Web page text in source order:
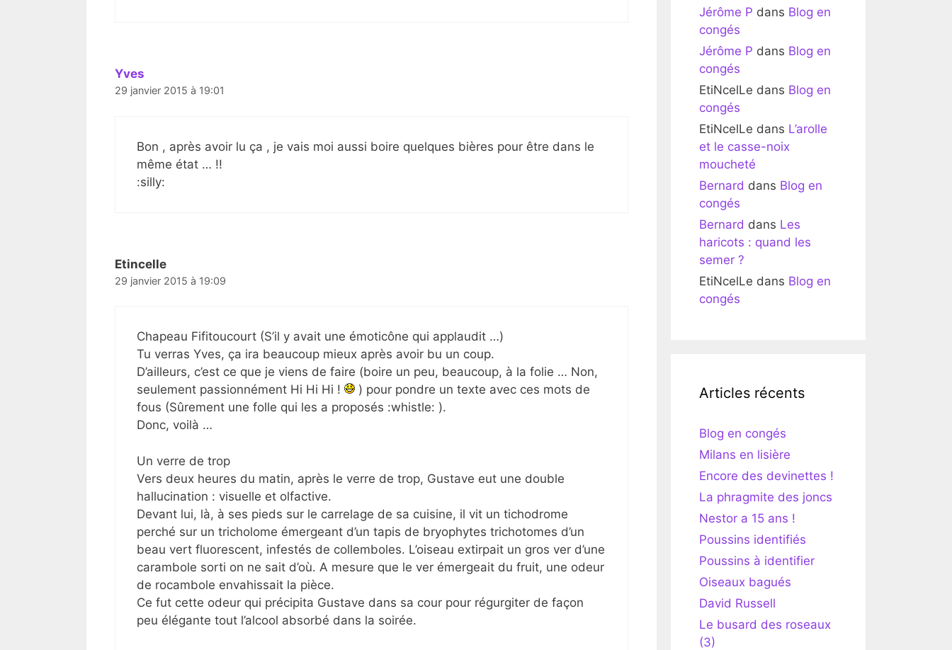
Yves
29 janvier 2015 à 19:01
Bon , après avoir lu ça , je vais moi aussi boire quelques bières pour être dans le
même état … !!
:silly:
Etincelle
29 janvier 2015 à 19:09
Chapeau Fifitoucourt (S’il y avait une émoticône qui applaudit …)
Tu verras Yves, ça ira beaucoup mieux après avoir bu un coup.
D’ailleurs, c’est ce que je viens de faire (boire un peu, beaucoup, à la folie … Non,
seulement passionnément Hi Hi Hi !
) pour pondre un texte avec ces mots de
fous (Sûrement une folle qui les a proposés :whistle: ).
Donc, voilà …
Un verre de trop
Vers deux heures du matin, après le verre de trop, Gustave eut une double
hallucination : visuelle et olfactive.
Devant lui, là, à ses pieds sur le carrelage de sa cuisine, il vit un tichodrome
perché sur un tricholome émergeant d’un tapis de bryophytes trichotomes d’un
beau vert fluorescent, infestés de collemboles. L’oiseau extirpait un gros ver d’une
carambole sorti on ne sait d’où. A mesure que le ver émergeait du fruit, une odeur
de rocambole envahissait la pièce.
Ce fut cette odeur qui précipita Gustave dans sa cour pour régurgiter de façon
peu élégante tout l’alcool absorbé dans la soirée.
Jérôme P dans Blog en
congés
Jérôme P dans Blog en
congés
EtiNcelLe dans Blog en
congés
EtiNcelLe dans L’arolle
et le casse-noix
moucheté
Bernard dans Blog en
congés
Bernard dans Les
haricots : quand les
semer ?
EtiNcelLe dans Blog en
congés
Articles récents
Blog en congés
Milans en lisière
Encore des devinettes !
La phragmite des joncs
Nestor a 15 ans !
Poussins identifiés
Poussins à identifier
Oiseaux bagués
David Russell
Le busard des roseaux
(3)